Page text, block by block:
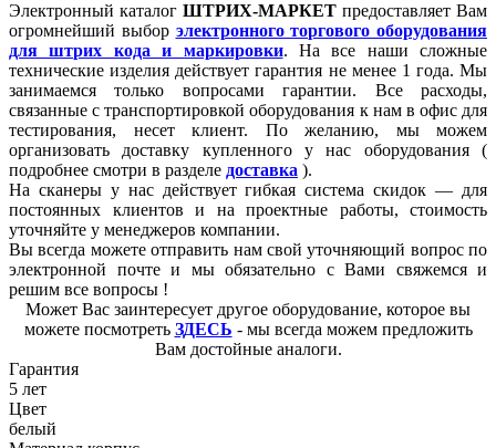
Электронный каталог ШТРИХ-МАРКЕТ предоставляет Вам
огромнейший выбор электронного торгового оборудования
для штрих кода и маркировки. На все наши сложные
технические изделия действует гарантия не менее 1 года. Мы
занимаемся только вопросами гарантии. Все расходы,
связанные с транспортировкой оборудования к нам в офис для
тестирования, несет клиент. По желанию, мы можем
организовать доставку купленного у нас оборудования (
подробнее смотри в разделе доставка ).
На сканеры у нас действует гибкая система скидок — для
постоянных клиентов и на проектные работы, стоимость
уточняйте у менеджеров компании.
Вы всегда можете отправить нам свой уточняющий вопрос по
электронной почте и мы обязательно с Вами свяжемся и
решим все вопросы !
Может Вас заинтересует другое оборудование, которое вы
можете посмотреть ЗДЕСЬ - мы всегда можем предложить
Вам достойные аналоги.
Гарантия
5 лет
Цвет
белый